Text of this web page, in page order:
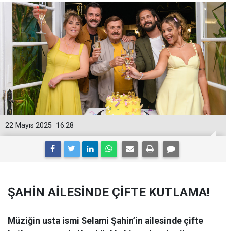
16:28
22 Mayıs 2025
ŞAHİN AİLESİNDE ÇİFTE KUTLAMA!
Müziğin usta ismi Selami Şahin’in ailesinde çifte